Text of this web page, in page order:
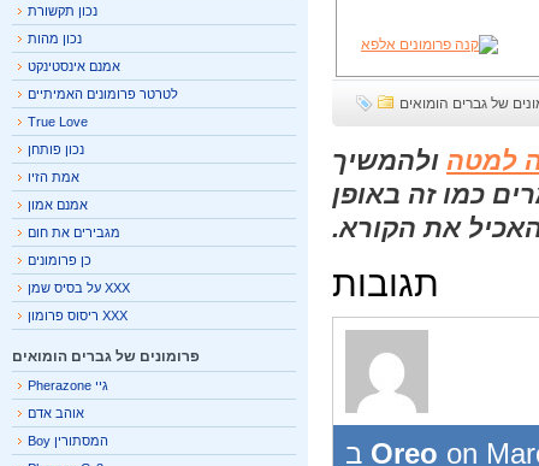
של גברים הומואים
למטהולהמשיך
כמו זה באופן
את הקורא.
תגובות
Oreo on
נכון תקשורת
נכון מהות
אמנם אינסטינקט
לטרטר פרומונים האמיתיים
True Love
נכון פותחן
אמת הזיו
אמנם אמון
מגבירים את חום
כן פרומונים
XXX על בסיס שמן
XXX ריסוס פרומון
פרומונים של גברים הומואים
גיי Pherazone
אוהב אדם
המסתורין Boy